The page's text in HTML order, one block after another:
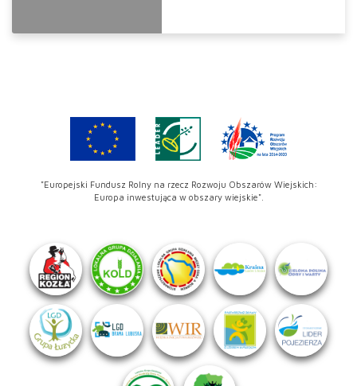
"Europejski Fundusz Rolny na rzecz Rozwoju Obszarów Wiejskich:
Europa inwestująca w obszary wiejskie".